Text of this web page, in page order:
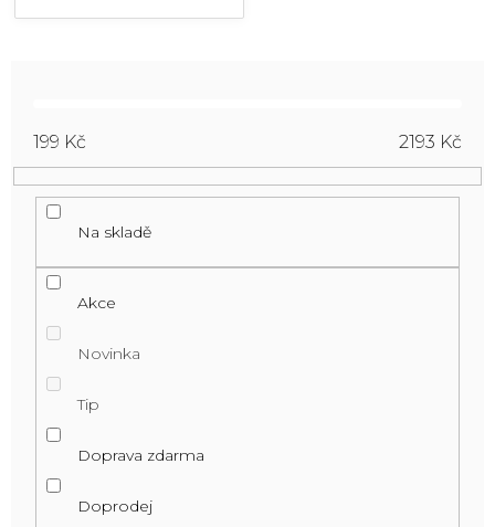
199 Kč 2193 Kč
Na skladě
Akce
Novinka
Tip
Doprava zdarma
Doprodej